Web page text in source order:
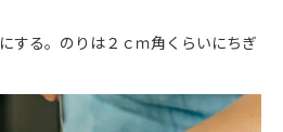
にする。のりは２ｃｍ角くらいにちぎ